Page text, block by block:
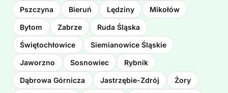
Pszczyna Bieruń Lędziny Mikołów
Bytom Zabrze Ruda Śląska
Świętochłowice Siemianowice Śląskie
Jaworzno Sosnowiec Rybnik
Dąbrowa Górnicza Jastrzębie-Zdrój Żory